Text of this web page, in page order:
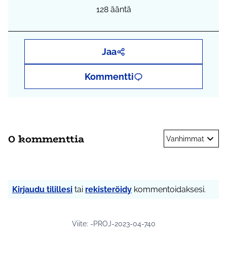
128 ääntä
Jaa
Kommentti
0 kommenttia Vanhimmat
Kirjaudu tilillesi tai rekisteröidy kommentoidaksesi.
Viite: -PROJ-2023-04-740